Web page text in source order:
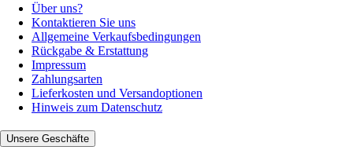
Über uns?
Kontaktieren Sie uns
Allgemeine Verkaufsbedingungen
Rückgabe & Erstattung
Impressum
Zahlungsarten
Lieferkosten und Versandoptionen
Hinweis zum Datenschutz
Unsere Geschäfte